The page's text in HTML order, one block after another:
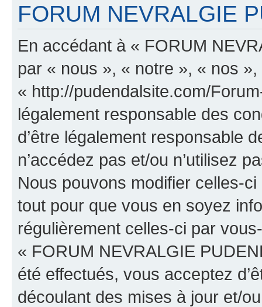
FORUM NEVRALGIE
En accédant à « FORUM
par « nous », « notre », « nos
« http://pudendalsite.com/
légalement responsable des
d’être légalement responsable
n’accédez pas et/ou n’utilisez
Nous pouvons modifier celles-
tout pour que vous en soyez
régulièrement celles-ci par
« FORUM NEVRALGIE
été effectués, vous acceptez
découlant des mises à jour et/